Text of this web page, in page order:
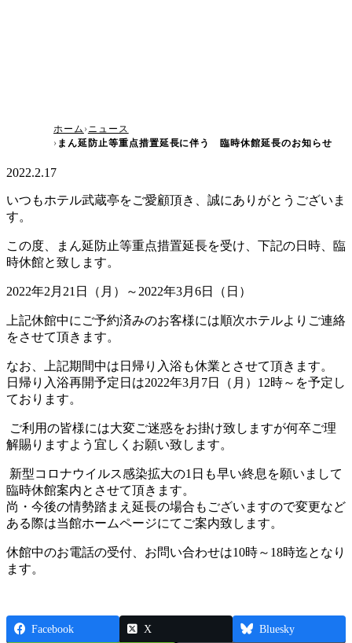
ホーム ニュース
まん延防止等重点措置延長に伴う 臨時休館延長のお知らせ
2022.2.17
いつもホテル武蔵亭をご愛顧頂き、誠にありがとうございま
す。
この度、まん延防止等重点措置延長を受け、下記の日時、臨
時休館と致します。
2022年2月21日（月）～2022年3月6日（日）
上記休館中にご予約済みのお客様には順次ホテルよりご連絡
をさせて頂きます。
なお、上記期間中は日帰り入浴も休業とさせて頂きます。
日帰り入浴再開予定日は2022年3月7日（月）12時～を予定し
ております。
ご利用の皆様には大変ご迷惑をお掛け致しますが何卒ご理
解賜りますよう宜しくお願い致します。
新型コロナウイルス感染拡大の1日も早い終息を願いまして
臨時休館案内とさせて頂きます。
尚・今後の情勢踏まえ延長の場合もございますので変更など
ある際は当館ホームページにてご案内致します。
休館中のお電話の受付、お問い合わせは10時～18時迄となり
ます。
Facebook X Bluesky